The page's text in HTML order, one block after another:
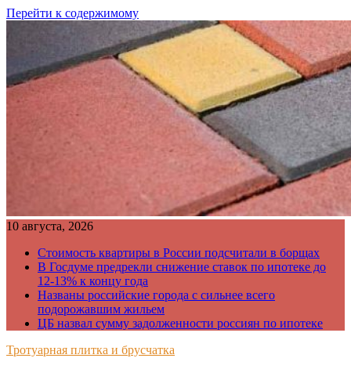
Перейти к содержимому
10 августа, 2026
Стоимость квартиры в России подсчитали в борщах
В Госдуме предрекли снижение ставок по ипотеке до
12-13% к концу года
Названы российские города с сильнее всего
подорожавшим жильем
ЦБ назвал сумму задолженности россиян по ипотеке
Тротуарная плитка и брусчатка